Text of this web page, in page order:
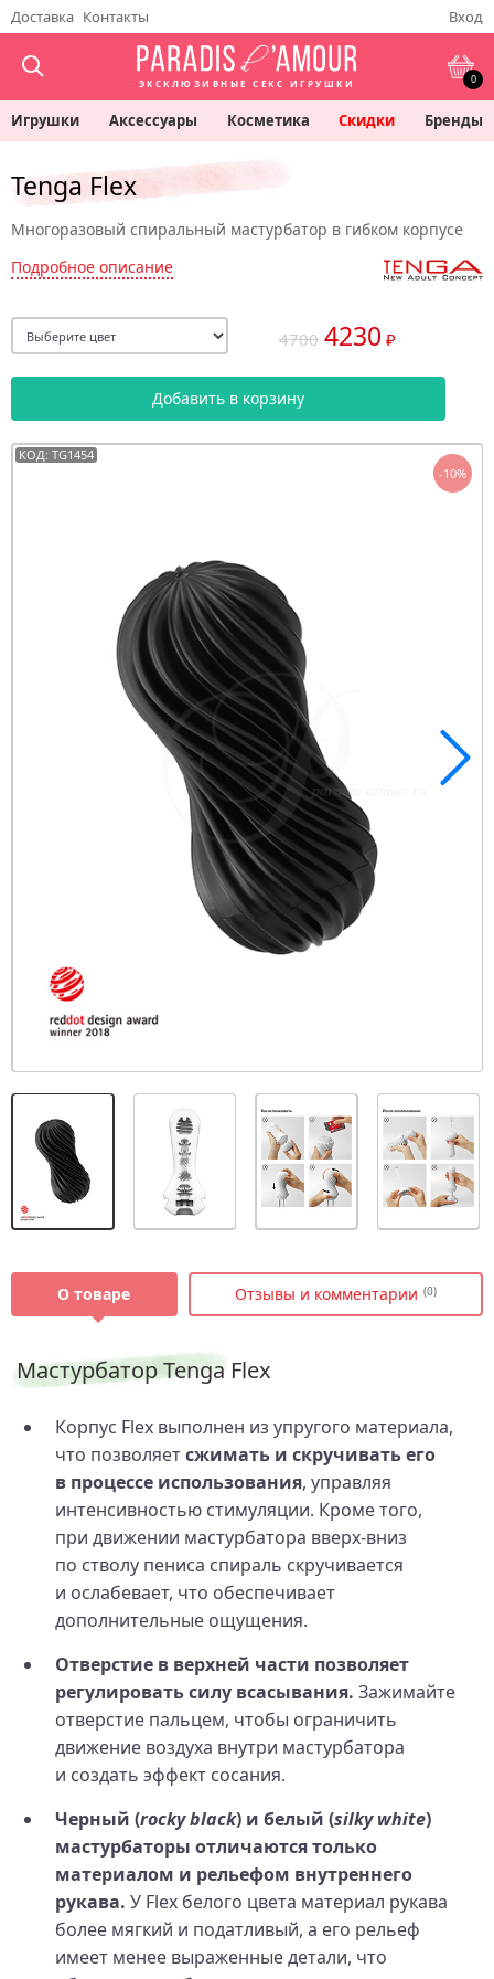
Доставка Контакты Вход
ЭКСКЛЮЗИВНЫЕ СЕКС ИГРУШКИ 0
Игрушки Аксессуары Косметика Скидки Бренды
Tenga Flex
Многоразовый спиральный мастурбатор в гибком корпусе
Подробное описание
4700 4230 ₽
Добавить в корзину
КОД: TG1454
-10%
О товаре Отзывы и комментарии (0)
Мастурбатор Tenga Flex
Корпус Flex выполнен из упругого материала,
что позволяетсжимать и скручивать его
в процессе использования, управляя
интенсивностью стимуляции. Кроме того,
при движении мастурбатора вверх-вниз
по стволу пениса спираль скручивается
и ослабевает, что обеспечивает
дополнительные ощущения.
Отверстие в верхней части позволяет
регулировать силу всасывания. Зажимайте
отверстие пальцем, чтобы ограничить
движение воздуха внутри мастурбатора
и создать эффект сосания.
Черный (rocky black) и белый (silky white)
мастурбаторы отличаются только
материалом и рельефом внутреннего
рукава. У Flex белого цвета материал рукава
более мягкий и податливый, а его рельеф
имеет менее выраженные детали, что